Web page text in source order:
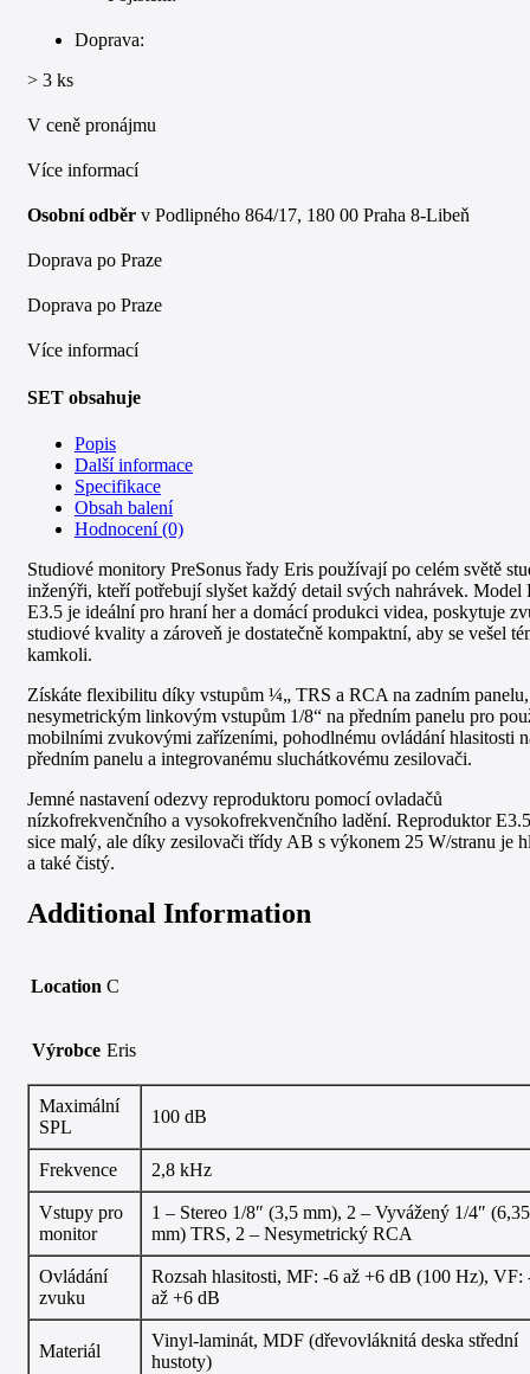
Doprava:
> 3 ks
V ceně pronájmu
Více informací
Osobní odběr v Podlipného 864/17, 180 00 Praha 8-Libeň
Doprava po Praze
Doprava po Praze
Více informací
SET obsahuje
Popis
Další informace
Specifikace
Obsah balení
Hodnocení (0)
Studiové monitory PreSonus řady Eris používají po celém světě
inženýři, kteří potřebují slyšet každý detail svých nahrávek. Model
E3.5 je ideální pro hraní her a domácí produkci videa, poskytuje
studiové kvality a zároveň je dostatečně kompaktní, aby se vešel
kamkoli.
Získáte flexibilitu díky vstupům ¼„ TRS a RCA na zadním panelu,
nesymetrickým linkovým vstupům 1/8“ na předním panelu pro
mobilními zvukovými zařízeními, pohodlnému ovládání hlasitosti
předním panelu a integrovanému sluchátkovému zesilovači.
Jemné nastavení odezvy reproduktoru pomocí ovladačů
nízkofrekvenčního a vysokofrekvenčního ladění. Reproduktor
sice malý, ale díky zesilovači třídy AB s výkonem 25 W/stranu je
a také čistý.
Additional Information
Location C
Výrobce Eris
Maximální
SPL
100 dB
Frekvence 2,8 kHz
Vstupy pro
monitor
1 – Stereo 1/8″ (3,5 mm), 2 – Vyvážený 1/4″ (6,35
mm) TRS, 2 – Nesymetrický RCA
Ovládání
zvuku
Rozsah hlasitosti, MF: -6 až +6 dB (100 Hz), VF:
až +6 dB
Materiál
Vinyl-laminát, MDF (dřevovláknitá deska střední
hustoty)